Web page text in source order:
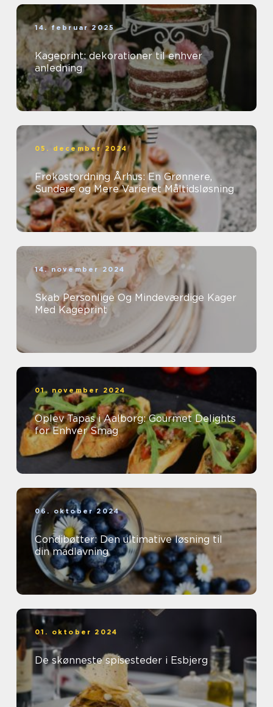
14. februar 2025
Kageprint: dekorationer til enhver
anledning
05. december 2024
Frokostordning Århus: En Grønnere,
Sundere og Mere Varieret Måltidsløsning
14. november 2024
Skab Personlige Og Mindeværdige Kager
Med Kageprint
01. november 2024
Oplev Tapas i Aalborg: Gourmet Delights
for Enhver Smag
06. oktober 2024
Condibøtter: Den ultimative løsning til
din madlavning
01. oktober 2024
De skønneste spisesteder i Esbjerg